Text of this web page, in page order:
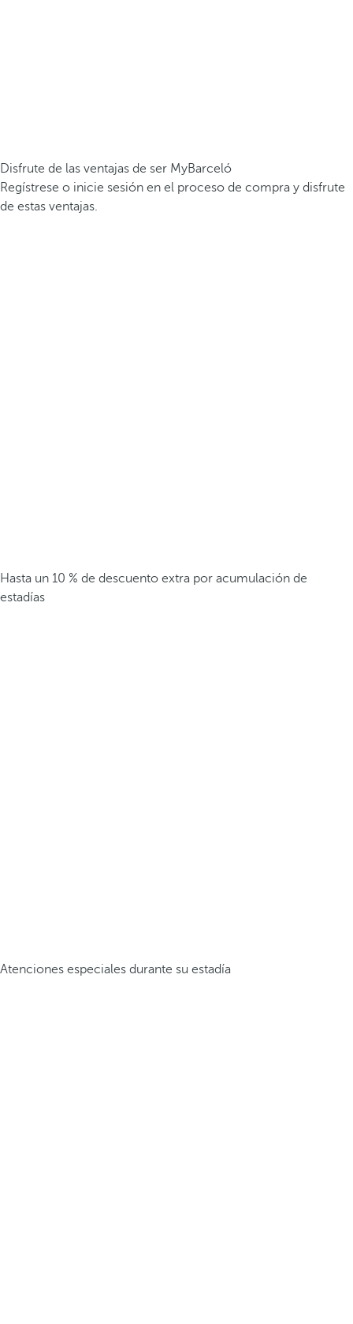
Disfrute de las ventajas de ser MyBarceló
Regístrese o inicie sesión en el proceso de compra y disfrute
de estas ventajas.
Hasta un 10 % de descuento extra por acumulación de
estadías
Atenciones especiales durante su estadía